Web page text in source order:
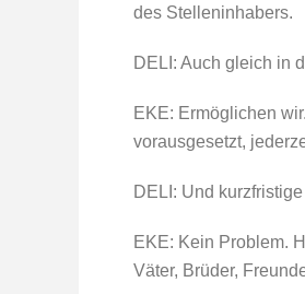
des Stelleninhabers.
DELI: Auch gleich in
EKE: Ermöglichen
vorausgesetzt,
DELI: Und
EKE: Kein Problem.
Väter, Brüder,